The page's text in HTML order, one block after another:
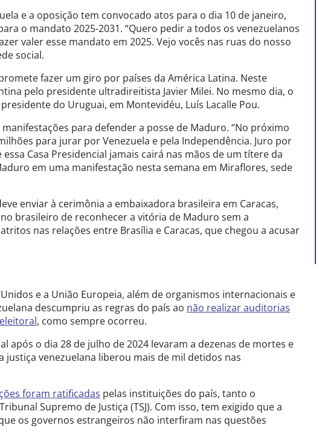
e a oposição tem convocado atos para o dia 10 de janeiro,
o mandato 2025-2031. “Quero pedir a todos os venezuelanos
valer esse mandato em 2025. Vejo vocês nas ruas do nosso
social.
fazer um giro por países da América Latina. Neste
pelo presidente ultradireitista Javier Milei. No mesmo dia, o
do Uruguai, em Montevidéu, Luís Lacalle Pou.
para defender a posse de Maduro. “No próximo
para jurar por Venezuela e pela Independência. Juro por
Casa Presidencial jamais cairá nas mãos de um títere da
em uma manifestação nesta semana em Miraflores, sede
enviar à cerimônia a embaixadora brasileira em Caracas,
brasileiro de reconhecer a vitória de Maduro sem a
nas relações entre Brasília e Caracas, que chegou a acusar
e a União Europeia, além de organismos internacionais e
descumpriu as regras do país ao não realizar auditorias
, como sempre ocorreu.
após o dia 28 de julho de 2024 levaram a dezenas de mortes e
justiça venezuelana liberou mais de mil detidos nas
foram ratificadas pelas instituições do país, tanto o
Supremo de Justiça (TSJ). Com isso, tem exigido que a
os governos estrangeiros não interfiram nas questões